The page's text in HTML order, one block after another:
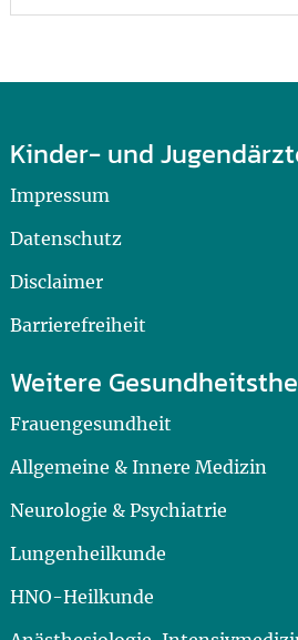
Kinder- und
Impressum
Datenschutz
Disclaimer
Barrierefreiheit
Weitere
Frauengesundheit
Allgemeine & Innere Medizin
Neurologie & Psychiatrie
Lungenheilkunde
HNO-Heilkunde